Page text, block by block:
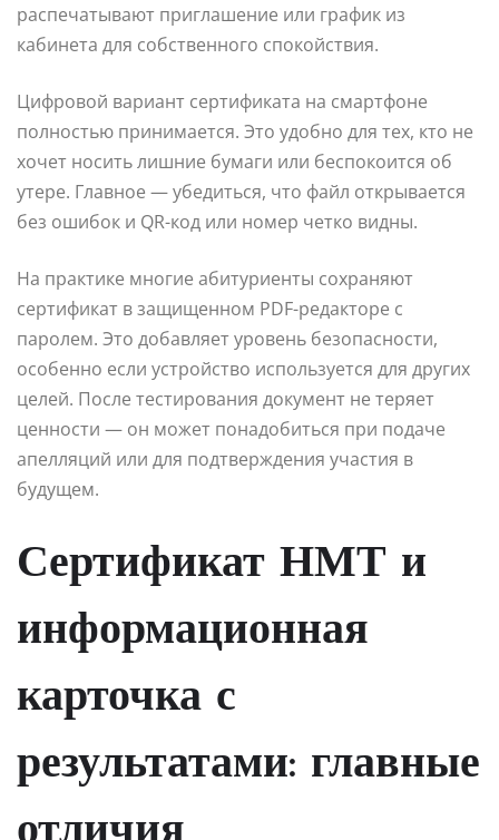
распечатывают приглашение или график из
кабинета для собственного спокойствия.
Цифровой вариант сертификата на смартфоне
полностью принимается. Это удобно для тех, кто не
хочет носить лишние бумаги или беспокоится об
утере. Главное — убедиться, что файл открывается
без ошибок и QR-код или номер четко видны.
На практике многие абитуриенты сохраняют
сертификат в защищенном PDF-редакторе с
паролем. Это добавляет уровень безопасности,
особенно если устройство используется для других
целей. После тестирования документ не теряет
ценности — он может понадобиться при подаче
апелляций или для подтверждения участия в
будущем.
Сертификат НМТ и
информационная
карточка с
результатами: главные